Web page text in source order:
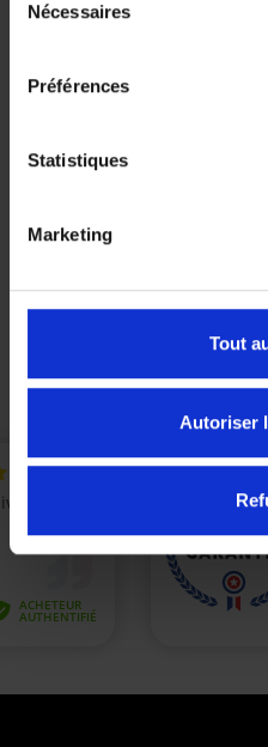
Nécessaires
Préférences
Statistiques
Marketing
Tout
Autoriser